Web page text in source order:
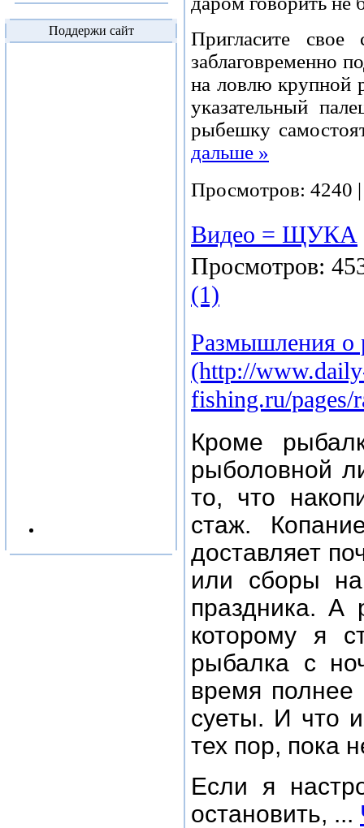
Поддержи сайт
Пригласите
заблаговременно
на ловлю крупной
указательный
рыбешку
дальше »
Просмотров: 4240
Видео = ЩУКА
Просмотров:
(1)
Размышления о
(http://
fishing.ru/pages/
Кроме
рыболовной
то, что
стаж.
доставляет
или сборы на
праздника. А
которому я
рыбалка с
время полнее
суеты. И что
тех пор, пока
Если я
остановить, ...